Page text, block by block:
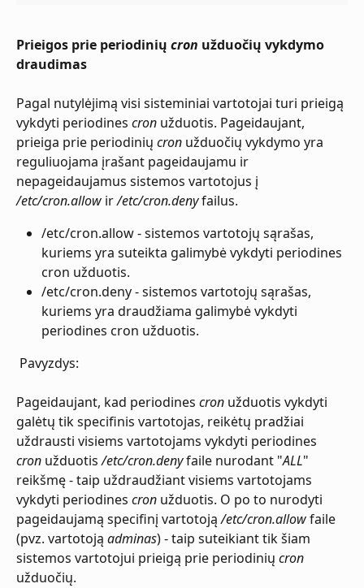
Prieigos prie periodinių cron užduočių vykdymo
draudimas
Pagal nutylėjimą visi sisteminiai vartotojai turi prieigą
vykdyti periodines cron užduotis. Pageidaujant,
prieiga prie periodinių cron užduočių vykdymo yra
reguliuojama įrašant pageidaujamu ir
nepageidaujamus sistemos vartotojus į
/etc/cron.allow ir /etc/cron.deny failus.
/etc/cron.allow - sistemos vartotojų sąrašas,
kuriems yra suteikta galimybė vykdyti periodines
cron užduotis.
/etc/cron.deny - sistemos vartotojų sąrašas,
kuriems yra draudžiama galimybė vykdyti
periodines cron užduotis.
Pavyzdys:
Pageidaujant, kad periodines cron užduotis vykdyti
galėtų tik specifinis vartotojas, reikėtų pradžiai
uždrausti visiems vartotojams vykdyti periodines
cron užduotis /etc/cron.deny faile nurodant "ALL"
reikšmę - taip uždraudžiant visiems vartotojams
vykdyti periodines cron užduotis. O po to nurodyti
pageidaujamą specifinį vartotoją /etc/cron.allow faile
(pvz. vartotoją adminas) - taip suteikiant tik šiam
sistemos vartotojui prieigą prie periodinių cron
užduočių.